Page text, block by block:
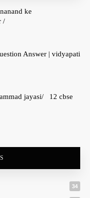
ke
/
Answer | vidyapati
jayasi/ 12 cbse
34